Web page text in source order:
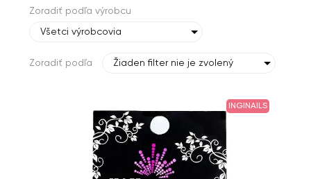
Zoradiť podľa výrobcu
Všetci výrobcovia
Zoradiť podľa Žiaden filter nie je zvolený
INGINAILS